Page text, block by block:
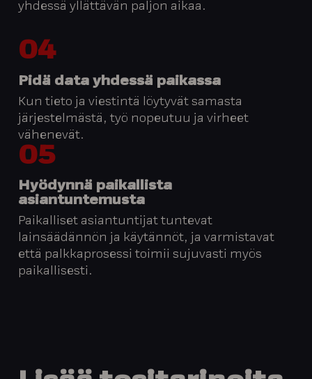
yhdessä yllättävän paljon aikaa.
04
Pidä data yhdessä paikassa
Kun tieto ja viestintä löytyvät samasta
järjestelmästä, työ nopeutuu ja virheet
vähenevät.
05
Hyödynnä paikallista
asiantuntemusta
Paikalliset asiantuntijat tuntevat
lainsäädännön ja käytännöt, ja varmistavat
että palkkaprosessi toimii sujuvasti myös
paikallisesti.